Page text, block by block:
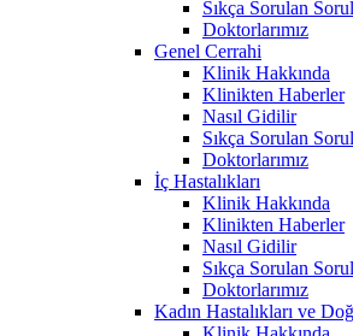
Sıkça Sorulan
Doktorlarımız
Genel Cerrahi
Klinik Hakkında
Klinikten Haberler
Nasıl Gidilir
Sıkça Sorulan
Doktorlarımız
İç Hastalıkları
Klinik Hakkında
Klinikten Haberler
Nasıl Gidilir
Sıkça Sorulan
Doktorlarımız
Kadın Hastalıkları ve